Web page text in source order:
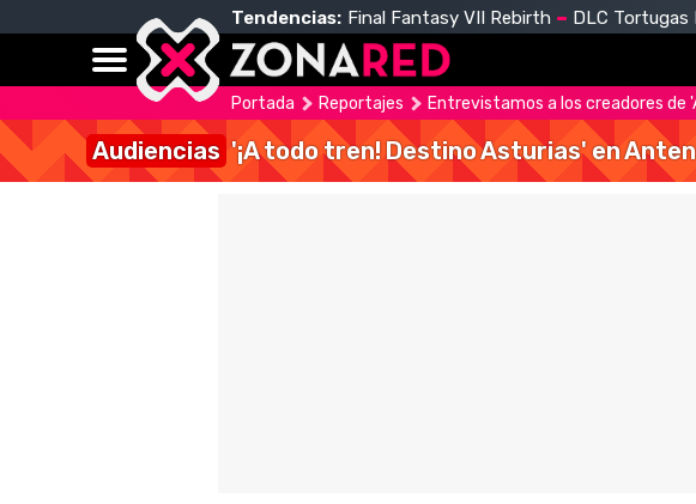
Tendencias: Final Fantasy VII Rebirth DLC Tortugas
Portada Reportajes Entrevistamos a los creadores
Audiencias '¡A todo tren! Destino Asturias' en